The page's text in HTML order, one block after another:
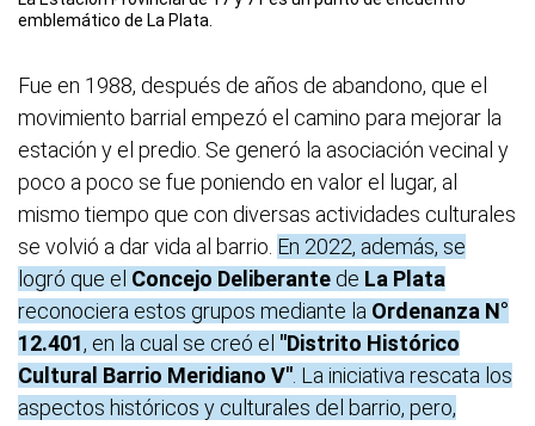
emblemático de La Plata.
Fue en 1988, después de años de abandono, que el
movimiento barrial empezó el camino para mejorar la
estación y el predio. Se generó la asociación vecinal y
poco a poco se fue poniendo en valor el lugar, al
mismo tiempo que con diversas actividades culturales
se volvió a dar vida al barrio. En 2022, además, se
logró que el Concejo Deliberante de La Plata
reconociera estos grupos mediante la Ordenanza N°
12.401, en la cual se creó el "Distrito Histórico
Cultural Barrio Meridiano V" . La iniciativa rescata los
aspectos históricos y culturales del barrio, pero,